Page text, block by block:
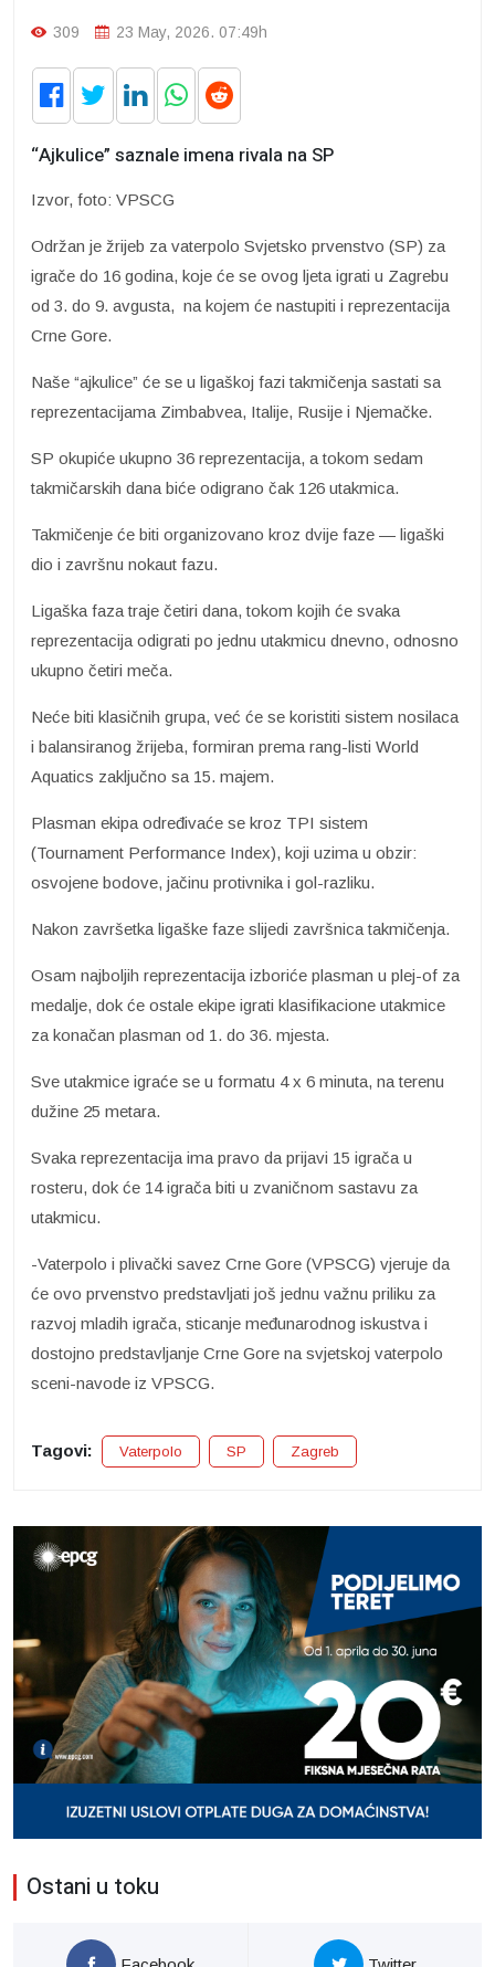
309 23 May, 2026. 07:49h
“Ajkulice” saznale imena rivala na SP
Izvor, foto: VPSCG
Održan je žrijeb za vaterpolo Svjetsko prvenstvo (SP) za
igrače do 16 godina, koje će se ovog ljeta igrati u Zagrebu
od 3. do 9. avgusta, na kojem će nastupiti i reprezentacija
Crne Gore.
Naše “ajkulice” će se u ligaškoj fazi takmičenja sastati sa
reprezentacijama Zimbabvea, Italije, Rusije i Njemačke.
SP okupiće ukupno 36 reprezentacija, a tokom sedam
takmičarskih dana biće odigrano čak 126 utakmica.
Takmičenje će biti organizovano kroz dvije faze — ligaški
dio i završnu nokaut fazu.
Ligaška faza traje četiri dana, tokom kojih će svaka
reprezentacija odigrati po jednu utakmicu dnevno, odnosno
ukupno četiri meča.
Neće biti klasičnih grupa, već će se koristiti sistem nosilaca
i balansiranog žrijeba, formiran prema rang-listi World
Aquatics zaključno sa 15. majem.
Plasman ekipa određivaće se kroz TPI sistem
(Tournament Performance Index), koji uzima u obzir:
osvojene bodove, jačinu protivnika i gol-razliku.
Nakon završetka ligaške faze slijedi završnica takmičenja.
Osam najboljih reprezentacija izboriće plasman u plej-of za
medalje, dok će ostale ekipe igrati klasifikacione utakmice
za konačan plasman od 1. do 36. mjesta.
Sve utakmice igraće se u formatu 4 x 6 minuta, na terenu
dužine 25 metara.
Svaka reprezentacija ima pravo da prijavi 15 igrača u
rosteru, dok će 14 igrača biti u zvaničnom sastavu za
utakmicu.
-Vaterpolo i plivački savez Crne Gore (VPSCG) vjeruje da
će ovo prvenstvo predstavljati još jednu važnu priliku za
razvoj mladih igrača, sticanje međunarodnog iskustva i
dostojno predstavljanje Crne Gore na svjetskoj vaterpolo
sceni-navode iz VPSCG.
Tagovi: Vaterpolo SP Zagreb
Ostani u toku